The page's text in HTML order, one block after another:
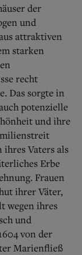
der
und
attraktiven
starken
recht
Das sorgte in
potenzielle
und ihre
ihres Vaters als
Erbe
Frauen
ihrer Väter,
wegen ihres
und
von der
Marienfließ